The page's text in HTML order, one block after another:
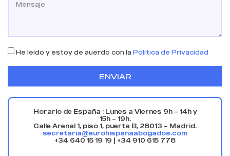
He leído y estoy de auerdo con la Política de Privacidad
ENVIAR
Horario de España : Lunes a Viernes 9h – 14h y
15h – 19h.
Calle Arenal 1, piso 1, puerta B, 28013 – Madrid.
secretaria@eurohispanaabogados.com
+34 640 15 19 19 | +34 910 615 778